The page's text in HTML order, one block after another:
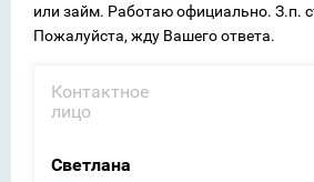
или займ. Работаю официально. З.п.
Пожалуйста, жду Вашего ответа.
Контактное
лицо
Светлана